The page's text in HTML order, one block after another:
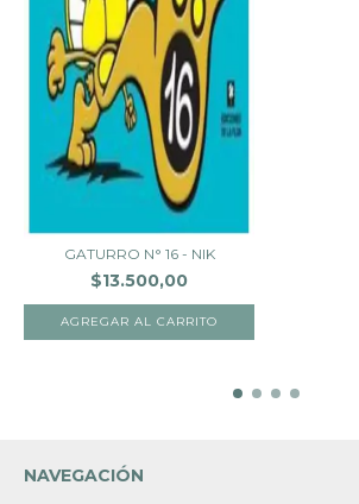
GATURRO N° 16 - NIK
$13.500,00
NAVEGACIÓN